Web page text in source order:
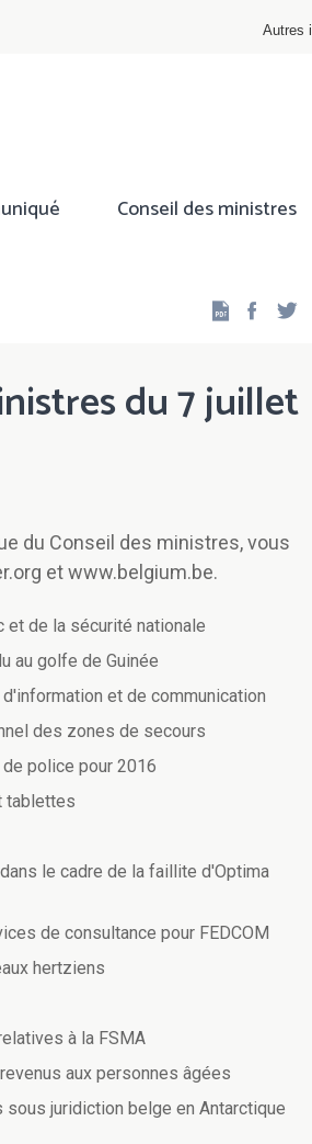
Autres
Conseil des ministres
du 7 juillet
du Conseil des ministres, vous
et www.belgium.be.
de la sécurité nationale
au golfe de Guinée
et de communication
des zones de secours
police pour 2016
tablettes
dans le cadre de la faillite d'Optima
de consultance pour FEDCOM
hertziens
à la FSMA
aux personnes âgées
juridiction belge en Antarctique